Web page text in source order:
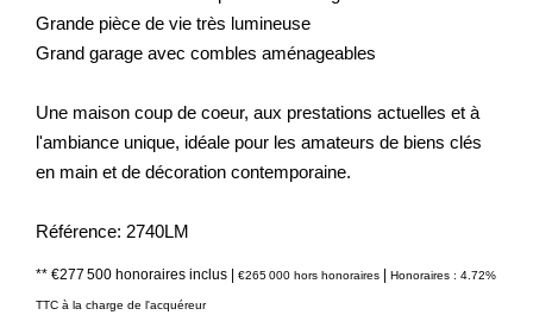
Grande pièce de vie très lumineuse
Grand garage avec combles aménageables
Une maison coup de coeur, aux prestations actuelles et à
l'ambiance unique, idéale pour les amateurs de biens clés
en main et de décoration contemporaine.
Référence: 2740LM
** €277 500 honoraires inclus | €265 000 hors honoraires | Honoraires : 4.72%
TTC à la charge de l'acquéreur